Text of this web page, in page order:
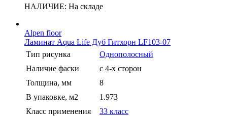
НАЛИЧИЕ: На складе
Alpen floor
Ламинат Aqua Life Дуб Гитхорн LF103-07
Тип рисунка
Однополосный
Наличие фаски
с 4-х сторон
Толщина, мм
8
В упаковке, м2
1.973
Класс применения
33 класс